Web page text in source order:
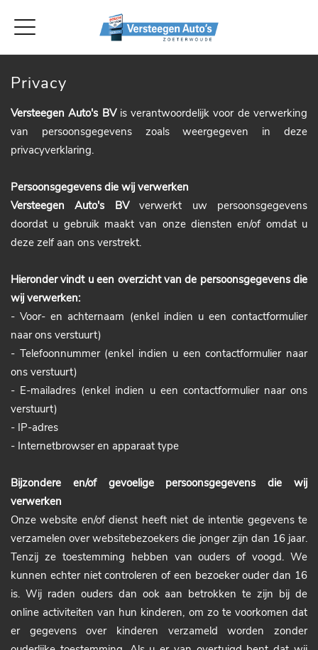
Privacy
Versteegen Auto's BVis verantwoordelijk voor de verwerking
van persoonsgegevens zoals weergegeven in deze
privacyverklaring.
Persoonsgegevens die wij verwerken
Versteegen Auto's BVverwerkt uw persoonsgegevens
doordat u gebruik maakt van onze diensten en/of omdat u
deze zelf aan ons verstrekt.
Hieronder vindt u een overzicht van de persoonsgegevens die
wij verwerken:
- Voor- en achternaam (enkel indien u een contactformulier
naar ons verstuurt)
- Telefoonnummer (enkel indien u een contactformulier naar
ons verstuurt)
- E-mailadres (enkel indien u een contactformulier naar ons
verstuurt)
- IP-adres
- Internetbrowser en apparaat type
Bijzondere en/of gevoelige persoonsgegevens die wij
verwerken
Onze website en/of dienst heeft niet de intentie gegevens te
verzamelen over websitebezoekers die jonger zijn dan 16 jaar.
Tenzij ze toestemming hebben van ouders of voogd. We
kunnen echter niet controleren of een bezoeker ouder dan 16
is. Wij raden ouders dan ook aan betrokken te zijn bij de
online activiteiten van hun kinderen, om zo te voorkomen dat
er gegevens over kinderen verzameld worden zonder